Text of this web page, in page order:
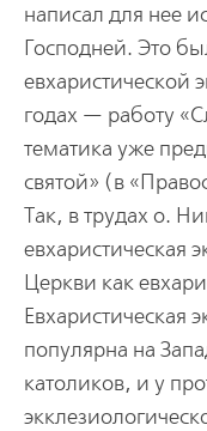
написал для нее
Господней. Это
евхаристической
годах — работу
тематика уже
святой» (в
Так, в трудах о.
евхаристическая
Церкви как
Евхаристическая
популярна на
католиков, и у